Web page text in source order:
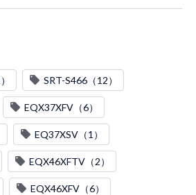
SRT-S466（12）
EQX37XFV（6）
EQ37XSV（1）
EQX46XFTV（2）
EQX46XFV（6）